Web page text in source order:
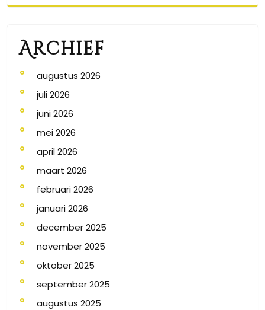
Archief
augustus 2026
juli 2026
juni 2026
mei 2026
april 2026
maart 2026
februari 2026
januari 2026
december 2025
november 2025
oktober 2025
september 2025
augustus 2025